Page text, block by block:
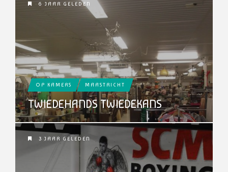
6 JAAR GELEDEN
OP KAMERS MAASTRICHT
TWIEDEHANDS TWIEDEKANS
3 JAAR GELEDEN